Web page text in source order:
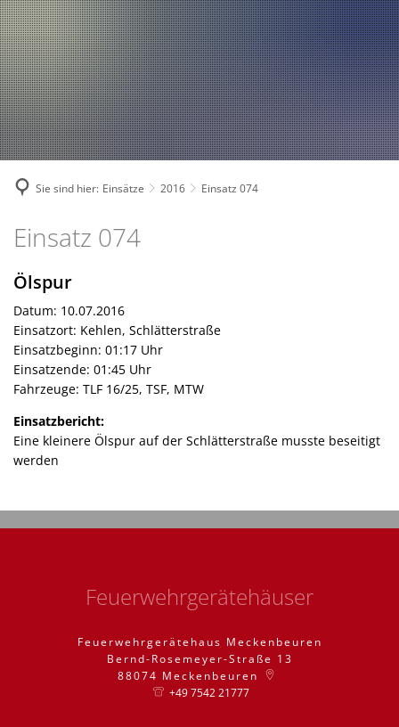
2024
2023
2022
2021
Fachgebiete und
Mannschaft
Jugend
Spielmannszug
Mitglied werden
A
A
A
Sie sind hier: Einsätze 2016 Einsatz 074
Einsatz
074
Einsatz 074
Ölspur
Datum: 10.07.2016
Einsatzort: Kehlen, Schlätterstraße
Einsatzbeginn: 01:17 Uhr
Einsatzende: 01:45 Uhr
Fahrzeuge: TLF 16/25, TSF, MTW
Einsatzbericht:
Eine kleinere Ölspur auf der Schlätterstraße musste beseitigt
werden
Feuerwehrgerätehäuser
Feuerwehrgerätehaus Meckenbeuren
Bernd-Rosemeyer-Straße 13
88074 Meckenbeuren
+49 7542 21777